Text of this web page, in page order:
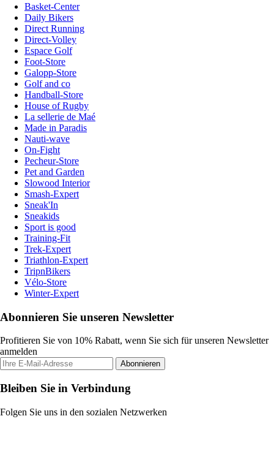
Basket-Center
Daily Bikers
Direct Running
Direct-Volley
Espace Golf
Foot-Store
Galopp-Store
Golf and co
Handball-Store
House of Rugby
La sellerie de Maé
Made in Paradis
Nauti-wave
On-Fight
Pecheur-Store
Pet and Garden
Slowood Interior
Smash-Expert
Sneak'In
Sneakids
Sport is good
Training-Fit
Trek-Expert
Triathlon-Expert
TripnBikers
Vélo-Store
Winter-Expert
Abonnieren Sie unseren Newsletter
Profitieren Sie von 10% Rabatt, wenn Sie sich für unseren Newsletter
anmelden
Abonnieren
Bleiben Sie in Verbindung
Folgen Sie uns in den sozialen Netzwerken